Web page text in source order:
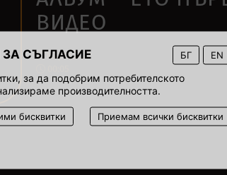
СЪГЛАСИЕ БГ EN
за да подобрим потребителското
производителността.
бисквитки Приемам всички бисквитки
ВИДЕО
11 март 2022